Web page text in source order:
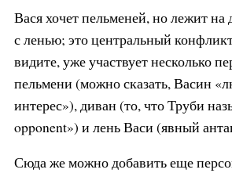
Вася хочет пельменей, но лежит на
с ленью; это центральный
видите, уже участвует несколько
пельмени (можно сказать, Васин
интерес»), диван (то, что Труби
opponent») и лень Васи (явный
Сюда же можно добавить еще